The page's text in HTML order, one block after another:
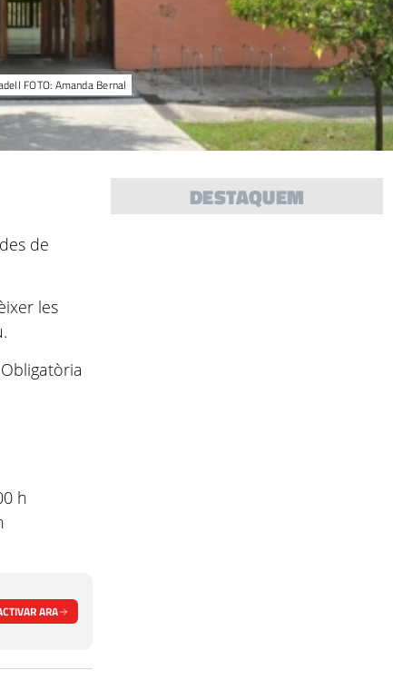
FOTO: Amanda Bernal
de
les
h
ARA
DESTAQUEM